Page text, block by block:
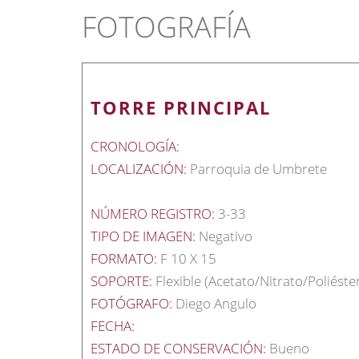
FOTOGRAFÍA
TORRE PRINCIPAL
CRONOLOGÍA:
LOCALIZACIÓN: Parroquia de Umbrete
NÚMERO REGISTRO: 3-33
TIPO DE IMAGEN: Negativo
FORMATO: F 10 X 15
SOPORTE: Flexible (Acetato/Nitrato/
FOTÓGRAFO: Diego Angulo
FECHA:
ESTADO DE CONSERVACIÓN: Bueno